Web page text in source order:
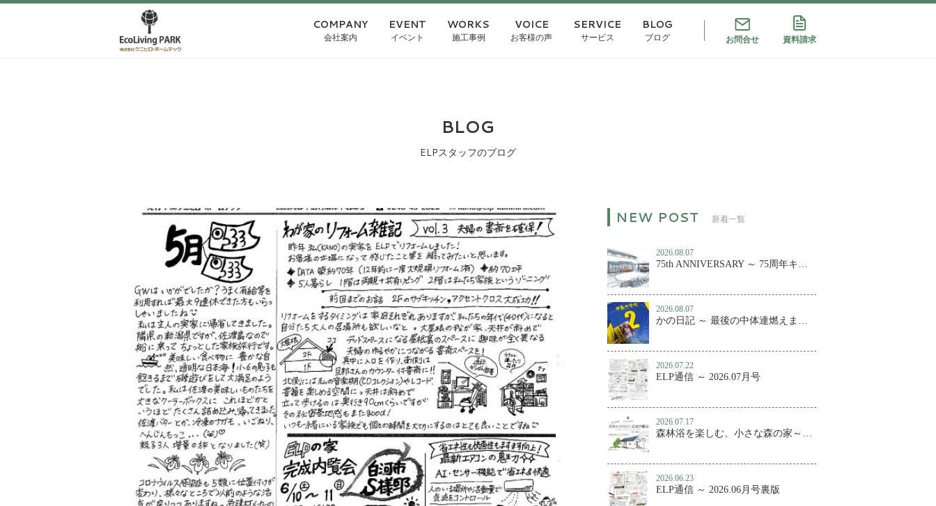
COMPANY
会社案内
EVENT
イベント
WORKS
施工事例
VOICE
お客様の声
SERVICE
サービス
BLOG
ブログ お問合せ 資料請求
BLOG
ELPスタッフのブログ
新着一覧
2026.08.07
75th ANNIVERSARY ～ 75周年キャンペーン第２弾！
2026.08.07
かの日記 ～ 最後の中体連燃えました
2026.07.22
ELP通信 ～ 2026.07月号
2026.07.17
森林浴を楽しむ、小さな森の家～百年KUMIKO 完成内覧会
2026.06.23
ELP通信 ～ 2026.06月号裏版